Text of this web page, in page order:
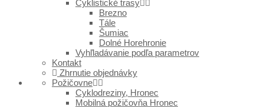
Cyklistické trasy
Brezno
Tále
Šumiac
Dolné Horehronie
Vyhľladávanie podľa parametrov
Kontakt
Zhrnutie objednávky
Požičovne
Cyklodreziny, Hronec
Mobilná požičovňa Hronec